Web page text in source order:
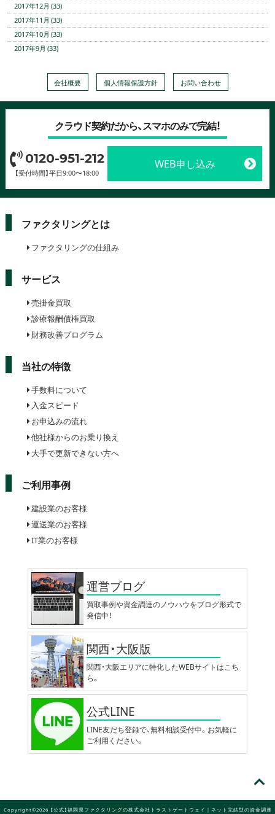
2017年12月 (33)
2017年11月 (33)
2017年10月 (33)
2017年9月 (33)
会社概要 個人情報保護方針 お問い合わせ
クラウド契約だから、スマホのみで完結！
0120-951-212
【受付時間】平日9:00〜18:00
WEB申し込み
ファクタリングとは
ファクタリングの仕組み
サービス
売掛金買取
診療報酬債権買取
財務改善プログラム
当社の特徴
手数料について
入金スピード
お申込みの流れ
他社様からのお乗り換え
大手で更新できない方へ
ご利用事例
建設業のお客様
運送業のお客様
IT業のお客様
運営ブログ
買取事例や資金調達のノウハウをブログ形式で
発信中！
関西・大阪版
関西・大阪エリアに特化したWEBサイトはこち
ら。
公式LINE
LINE友だち登録で、無料相談受付中。お気軽に
ご利用ください。
Copyright©2026 【公式】福岡県ファクタリングの株式会社トラストゲートウェイ｜ネット完結型の資金調達